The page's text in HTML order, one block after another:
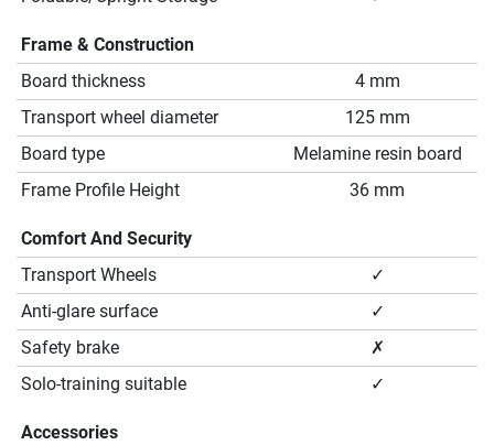
Frame & Construction
Board thickness
4 mm
Transport wheel diameter
125 mm
Board type
Melamine resin board
Frame Profile Height
36 mm
Comfort And Security
Transport Wheels
✓
Anti-glare surface
✓
Safety brake
✗
Solo-training suitable
✓
Accessories